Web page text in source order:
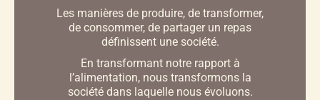
Les manières de produire, de transformer,
de consommer, de partager un repas
définissent une société.
En transformant notre rapport à
l’alimentation, nous transformons la
société dans laquelle nous évoluons.